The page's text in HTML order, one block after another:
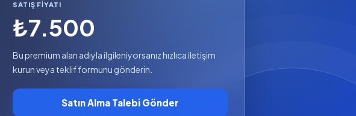
SATIŞ FIYATI
₺7.500
Bu premium alan adıyla ilgileniyorsanız hızlıca iletişim
kurun veya teklif formunu gönderin.
Satın Alma Talebi Gönder